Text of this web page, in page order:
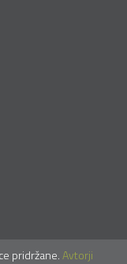
pridržane.Avtorji